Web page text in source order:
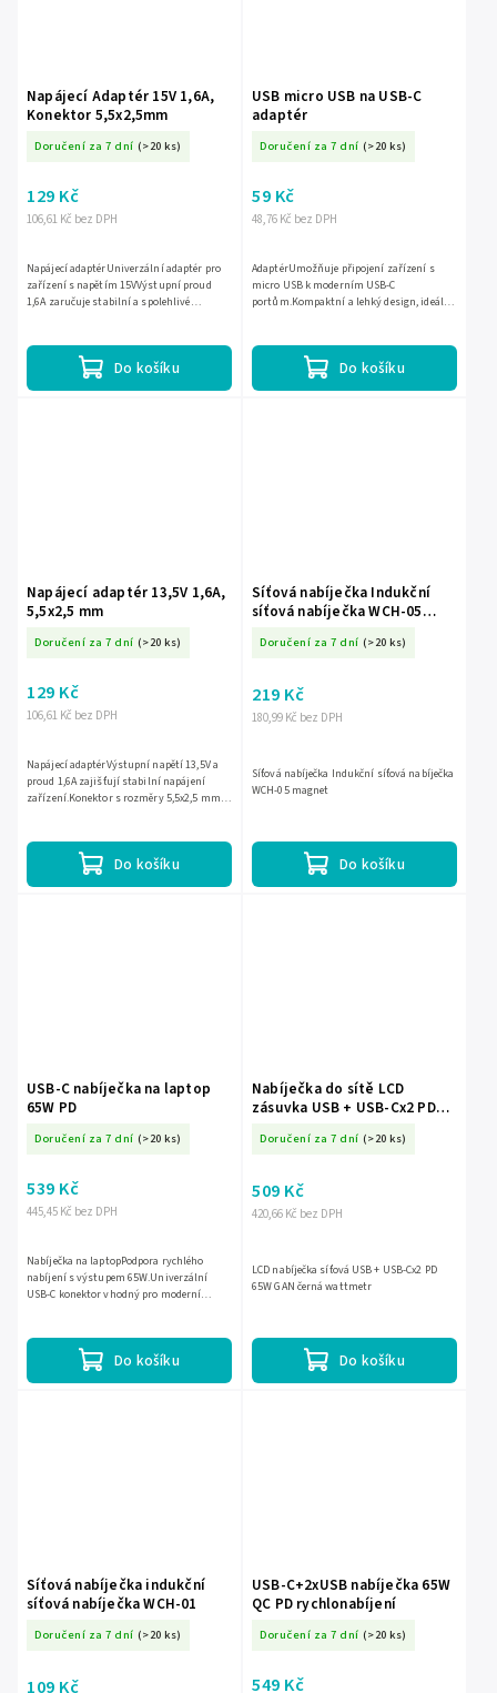
Napájecí Adaptér 15V 1,6A,
Konektor 5,5x2,5mm
Doručení za 7 dní (>20 ks)
106,61 Kč bez DPH
129 Kč
Do košíku
Napájecí adaptérUniverzální adaptér pro
zařízení s napětím 15VVýstupní proud
1,6A zaručuje stabilní a spolehlivé
USB micro USB na USB-C
adaptér
Doručení za 7 dní (>20 ks)
48,76 Kč bez DPH
59 Kč
Do košíku
AdaptérUmožňuje připojení zařízení s
micro USB k moderním USB-C
portům.Kompaktní a lehký design, ideální
Napájecí adaptér 13,5V 1,6A,
5,5x2,5 mm
Doručení za 7 dní (>20 ks)
106,61 Kč bez DPH
129 Kč
Do košíku
Napájecí adaptérVýstupní napětí 13,5V a
proud 1,6A zajišťují stabilní napájení
zařízení.Konektor s rozměry 5,5x2,5 mm je
Síťová nabíječka Indukční
síťová nabíječka WCH-05
Doručení za 7 dní (>20 ks)
180,99 Kč bez DPH
219 Kč
Do košíku
Síťová nabíječka Indukční síťová nabíječka
WCH-05 magnet
USB-C nabíječka na laptop
65W PD
Doručení za 7 dní (>20 ks)
445,45 Kč bez DPH
539 Kč
Do košíku
Nabíječka na laptopPodpora rychlého
nabíjení s výstupem 65W.Univerzální
USB-C konektor vhodný pro moderní
Nabíječka do sítě LCD
zásuvka USB + USB-Cx2 PD
Doručení za 7 dní (>20 ks)
420,66 Kč bez DPH
509 Kč
Do košíku
LCD nabíječka síťová USB + USB-Cx2 PD
65W GAN černá wattmetr
Síťová nabíječka indukční
síťová nabíječka WCH-01
Doručení za 7 dní (>20 ks)
USB-C+2xUSB nabíječka 65W
QC PD rychlonabíjení
Doručení za 7 dní (>20 ks)
549 Kč